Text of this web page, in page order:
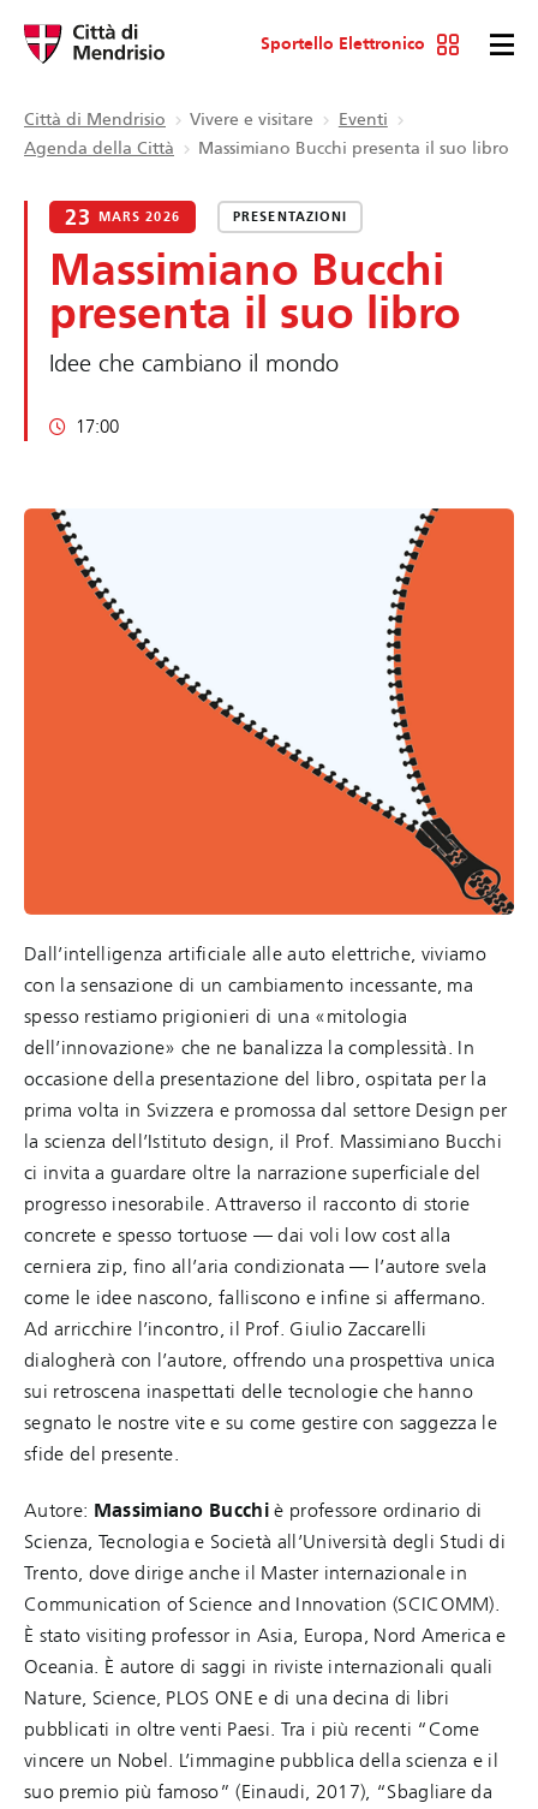
Sportello Elettronico
Città di Mendrisio Vivere e visitare
Eventi
Agenda della Città
Massimiano Bucchi presenta il suo libro
23 MARS 2026 PRESENTAZIONI
Massimiano Bucchi
presenta il suo libro
Idee che cambiano il mondo
17:00
Dall’intelligenza artificiale alle auto elettriche, viviamo
con la sensazione di un cambiamento incessante, ma
spesso restiamo prigionieri di una «mitologia
dell’innovazione» che ne banalizza la complessità. In
occasione della presentazione del libro, ospitata per la
prima volta in Svizzera e promossa dal settore Design per
la scienza dell’Istituto design, il Prof. Massimiano Bucchi
ci invita a guardare oltre la narrazione superficiale del
progresso inesorabile. Attraverso il racconto di storie
concrete e spesso tortuose — dai voli low cost alla
cerniera zip, fino all’aria condizionata — l’autore svela
come le idee nascono, falliscono e infine si affermano.
Ad arricchire l’incontro, il Prof. Giulio Zaccarelli
dialogherà con l’autore, offrendo una prospettiva unica
sui retroscena inaspettati delle tecnologie che hanno
segnato le nostre vite e su come gestire con saggezza le
sfide del presente.
Autore: Massimiano Bucchi è professore ordinario di
Scienza, Tecnologia e Società all’Università degli Studi di
Trento, dove dirige anche il Master internazionale in
Communication of Science and Innovation (SCICOMM).
È stato visiting professor in Asia, Europa, Nord America e
Oceania. È autore di saggi in riviste internazionali quali
Nature, Science, PLOS ONE e di una decina di libri
pubblicati in oltre venti Paesi. Tra i più recenti “Come
vincere un Nobel. L’immagine pubblica della scienza e il
suo premio più famoso” (Einaudi, 2017), “Sbagliare da